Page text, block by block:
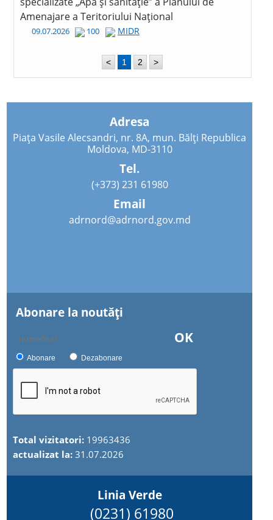
Amenajare a Teritoriului Național
09.07.2026 100 MIDR
< 1 2 >
Adresa
Piața Vasile Alecsandri, nr. 8A, mun. Bălți Republica
Moldova, MD-3110
Tel.
(+373) 231 61980
Email
adrnord@adrnord.gov.md
Abonare la noutăţi
OK
Abonare Dezabonare
Total vizitatori: 19963436
actualizat la:31.07.2026
Linia Verde
(0231) 61980